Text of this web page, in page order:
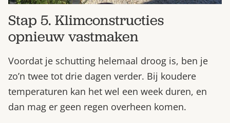
Stap 5. Klimconstructies
opnieuw vastmaken
Voordat je schutting helemaal droog is, ben je
zo’n twee tot drie dagen verder. Bij koudere
temperaturen kan het wel een week duren, en
dan mag er geen regen overheen komen.